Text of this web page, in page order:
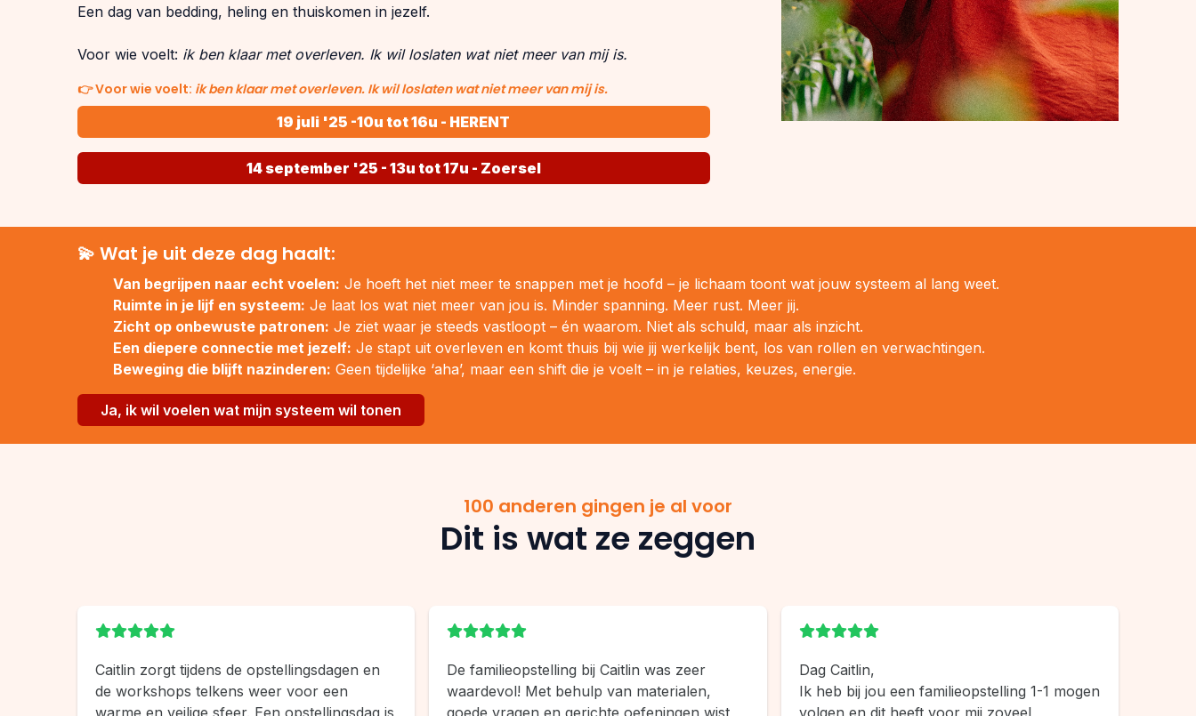
Een dag van bedding, heling en thuiskomen in jezelf.
Voor wie voelt: ik ben klaar met overleven. Ik wil loslaten wat niet meer van mij is.
👉Voor wie voelt: ik ben klaar met overleven. Ik wil loslaten wat niet meer van mij is.
19 juli '25 -10u tot 16u - HERENT
14 september '25 - 13u tot 17u - Zoersel
💫 Wat je uit deze dag haalt:
Van begrijpen naar echt voelen: Je hoeft het niet meer te snappen met je hoofd – je lichaam toont wat jouw systeem al lang weet.
Ruimte in je lijf en systeem: Je laat los wat niet meer van jou is. Minder spanning. Meer rust. Meer jij.
Zicht op onbewuste patronen: Je ziet waar je steeds vastloopt – én waarom. Niet als schuld, maar als inzicht.
Een diepere connectie met jezelf: Je stapt uit overleven en komt thuis bij wie jij werkelijk bent, los van rollen en verwachtingen.
Beweging die blijft nazinderen: Geen tijdelijke ‘aha’, maar een shift die je voelt – in je relaties, keuzes, energie.
Ja, ik wil voelen wat mijn systeem wil tonen
100 anderen gingen je al voor
Dit is wat ze zeggen
Caitlin zorgt tijdens de opstellingsdagen en
de workshops telkens weer voor een
warme en veilige sfeer. Een opstellingsdag is
De familieopstelling bij Caitlin was zeer
waardevol! Met behulp van materialen,
goede vragen en gerichte oefeningen wist
Dag Caitlin,
Ik heb bij jou een familieopstelling 1-1 mogen
volgen en dit heeft voor mij zoveel